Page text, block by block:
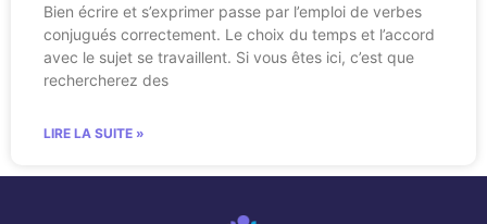
Bien écrire et s’exprimer passe par l’emploi de verbes
conjugués correctement. Le choix du temps et l’accord
avec le sujet se travaillent. Si vous êtes ici, c’est que
rechercherez des
LIRE LA SUITE »